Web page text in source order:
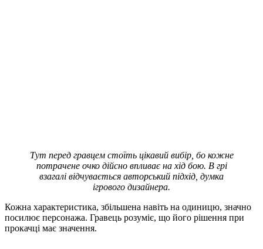
авторський
підхід, думка
ігрового
Кожна характеристика, збільшена навіть на одиницю, значно
посилює персонажа. Гравець розуміє, що його рішення при
прокачці має значення.